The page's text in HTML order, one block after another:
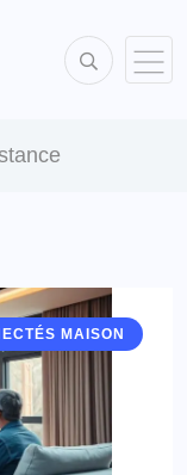
MAISON